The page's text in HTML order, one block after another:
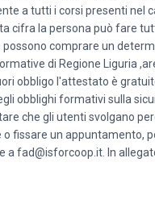
a tutti i corsi presenti nel
cifra la persona può fare
comprare un
di Regione Liguria
obbligo l'attestato è
obblighi formativi sulla
che gli utenti svolgano
fissare un appuntamento,
a fad@isforcoop.it. In